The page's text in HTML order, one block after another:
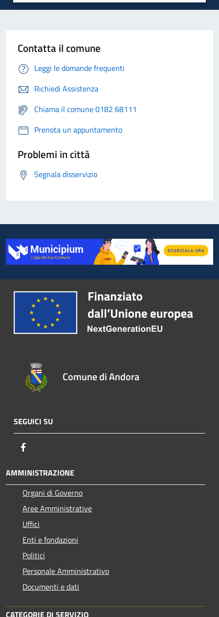
Contatta il comune
Leggi le domande frequenti
Richiedi Assistenza
Chiama il comune 0182 68111
Prenota un appuntamento
Problemi in città
Segnala disservizio
Comune di Andora
SEGUICI SU
AMMINISTRAZIONE
Organi di Governo
Aree Amministrative
Uffici
Enti e fondazioni
Politici
Personale Amministrativo
Documenti e dati
CATEGORIE DI SERVIZIO